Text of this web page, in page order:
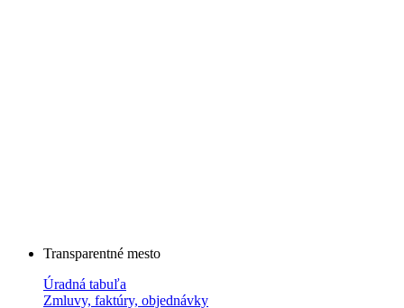
Transparentné mesto
Úradná tabuľa
Zmluvy, faktúry, objednávky